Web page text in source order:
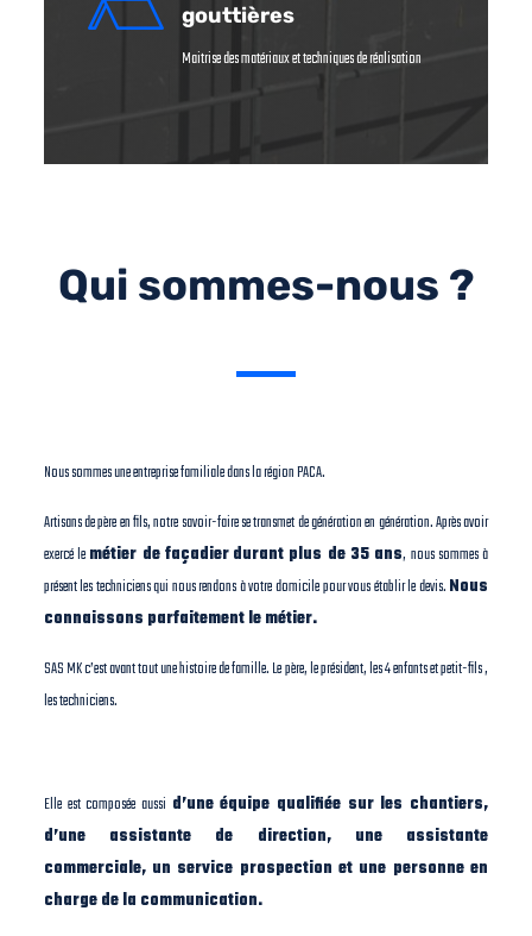
gouttières
Maitrise des matériaux et techniques de réalisation
Qui sommes-nous ?
Nous sommes une entreprise familiale dans la région PACA.
Artisans de père en fils, notre savoir-faire se transmet de génération en génération. Après avoir
exercé lemétier de façadierdurant plus de 35 ans, nous sommes à
présent les techniciens qui nous rendons à votre domicile pour vous établir le devis.Nous
connaissons parfaitement le métier.
SAS MK c’est avant tout une histoire de famille. Le père, le président, les 4 enfants et petit-fils ,
les techniciens.
Elle est composée aussi d’une équipe qualifiée sur les chantiers,
d’une assistante de direction, une assistante
commerciale, un service prospection et une personne en
charge de la communication.